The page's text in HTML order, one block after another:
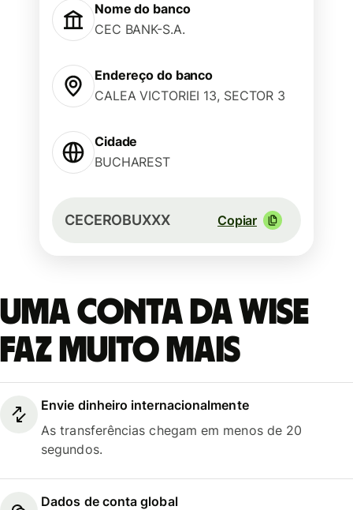
Nome do banco
CEC BANK-S.A.
Endereço do banco
CALEA VICTORIEI 13, SECTOR 3
Cidade
BUCHAREST
CECEROBUXXX Copiar
Uma conta da Wise
faz muito mais
Envie dinheiro internacionalmente
As transferências chegam em menos de 20
segundos.
Dados de conta global